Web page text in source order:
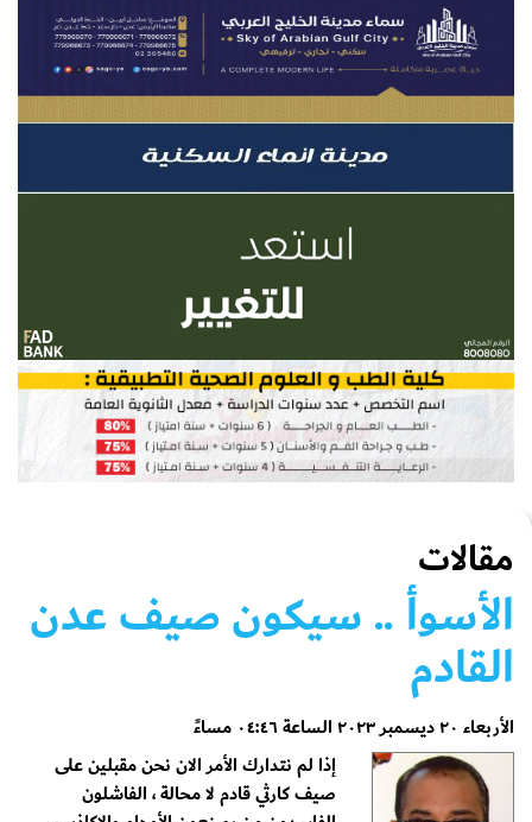
مقالات
الأسوأ .. سيكون صيف عدن
القادم
الأربعاء ٢٠ ديسمبر ٢٠٢٣ الساعة ٠٤:٤٦ مساءً
إذا لم نتدارك الأمر الان نحن مقبلين على
صيف كارثي قادم لا محالة ، الفاشلون